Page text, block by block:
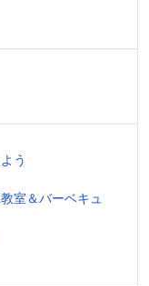
う
室＆バーベキュ